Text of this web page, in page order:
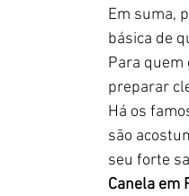
Em suma,
básica de
Para
preparar
Há os
são
seu forte
Canela em